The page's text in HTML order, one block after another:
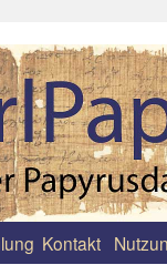
Kontakt